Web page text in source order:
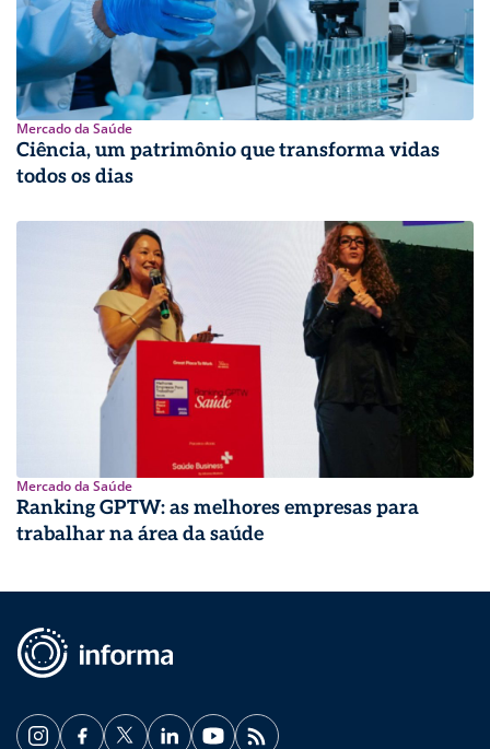
Mercado da Saúde
Ciência, um patrimônio que transforma vidas
todos os dias
Mercado da Saúde
Ranking GPTW: as melhores empresas para
trabalhar na área da saúde